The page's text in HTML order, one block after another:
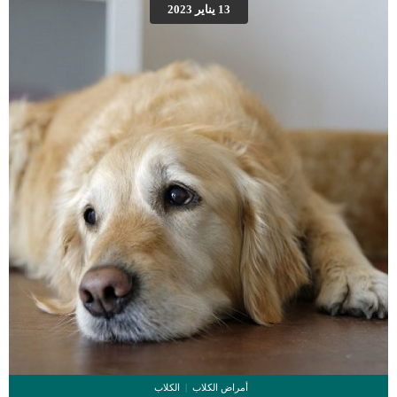
من عمل مفعوله. اقرأ ايضا: طرق التخلص من براز القطط بطريقة صديقة للبيئةعلاج
بشكل كامل.عليك الانتباه الى نظافة البيئة المحيطة دائما بقطتك حتى لا تتفاقم الاصابة
اثناء علاجها.كن حذرا من انتقال […]
13 يناير 2023
أمراض الكلاب الكلاب